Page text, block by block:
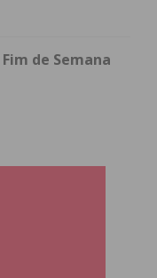
de Semana